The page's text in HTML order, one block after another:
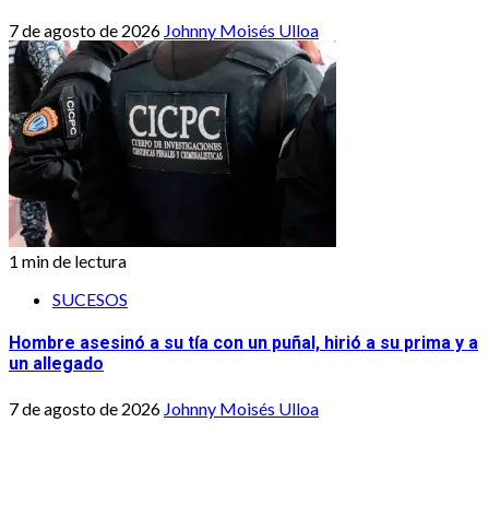
7 de agosto de 2026 Johnny Moisés Ulloa
1 min de lectura
SUCESOS
Hombre asesinó a su tía con un puñal, hirió a su prima y a
un allegado
7 de agosto de 2026 Johnny Moisés Ulloa